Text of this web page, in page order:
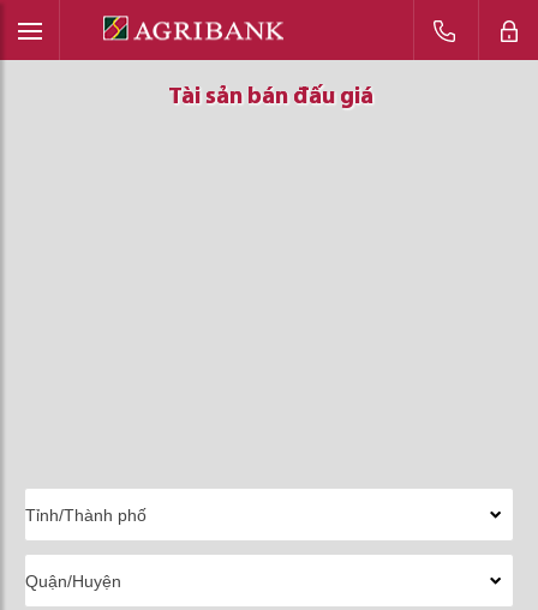
Tài sản bán đấu giá
Tài sản bán đấu giá
Tài sản bán đấu giá